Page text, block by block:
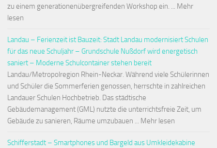
zu einem generationenübergreifenden Workshop ein. ... Mehr
lesen
Landau – Ferienzeit ist Bauzeit: Stadt Landau modernisiert Schulen
für das neue Schuljahr – Grundschule Nußdorf wird energetisch
saniert – Moderne Schulcontainer stehen bereit
Landau/Metropolregion Rhein-Neckar. Während viele Schülerinnen
und Schüler die Sommerferien genossen, herrschte in zahlreichen
Landauer Schulen Hochbetrieb. Das städtische
Gebäudemanagement (GML) nutzte die unterrichtsfreie Zeit, um
Gebäude zu sanieren, Räume umzubauen ... Mehr lesen
Schifferstadt – Smartphones und Bargeld aus Umkleidekabine